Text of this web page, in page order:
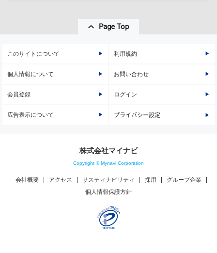
Page Top
このサイトについて 利用規約
個人情報について お問い合わせ
会員登録 ログイン
広告表示について プライバシー設定
株式会社マイナビ
Copyright © Mynavi Corporation
会社概要 アクセス サスティナビリティ 採用
グループ企業
個人情報保護方針